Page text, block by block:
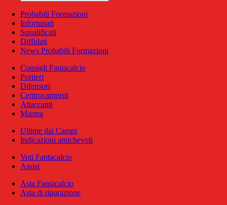
Probabili Formazioni
Infortunati
Squalificati
Diffidati
News Probabili Formazioni
Consigli Fantacalcio
Portieri
Difensori
Centrocampisti
Attaccanti
Mantra
Ultime dai Campi
Indicazioni amichevoli
Voti Fantacalcio
Assist
Asta Fantacalcio
Asta di riparazione